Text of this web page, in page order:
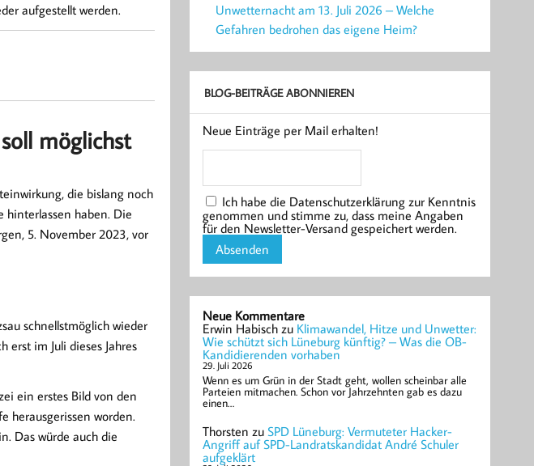
aufgestellt werden.
möglichst
die bislang noch
hinterlassen haben. Die
5. November 2023, vor
schnellstmöglich wieder
erst im Juli dieses Jahres
ein erstes Bild von den
herausgerissen worden.
Das würde auch die
Unwetternacht am 13. Juli 2026 – Welche
Gefahren bedrohen das eigene Heim?
BLOG-BEITRÄGE ABONNIEREN
Neue Einträge per Mail erhalten!
Ich habe die Datenschutzerklärung zur Kenntnis
genommen und stimme zu, dass meine Angaben
für den Newsletter-Versand gespeichert werden.
Neue Kommentare
Erwin Habisch zu Klimawandel, Hitze und Unwetter:
Wie schützt sich Lüneburg künftig? – Was die OB-
Kandidierenden vorhaben
29. Juli 2026
Wenn es um Grün in der Stadt geht, wollen scheinbar alle
Parteien mitmachen. Schon vor Jahrzehnten gab es dazu
einen…
Thorsten zuSPD Lüneburg: Vermuteter Hacker-
Angriff auf SPD-Landratskandidat André Schuler
aufgeklärt